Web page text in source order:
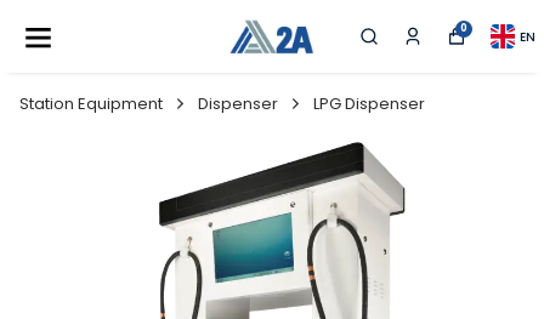
0 EN
Station Equipment Dispenser LPG Dispenser